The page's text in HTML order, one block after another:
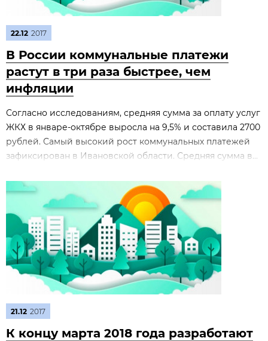
22.12 2017
В России коммунальные платежи
растут в три раза быстрее, чем
инфляции
Согласно исследованиям, средняя сумма за оплату услуг
ЖКХ в январе-октябре выросла на 9,5% и составила 2700
рублей. Самый высокий рост коммунальных платежей
зафиксирован в Ивановской области. Средняя сумма в...
21.12 2017
К концу марта 2018 года разработают